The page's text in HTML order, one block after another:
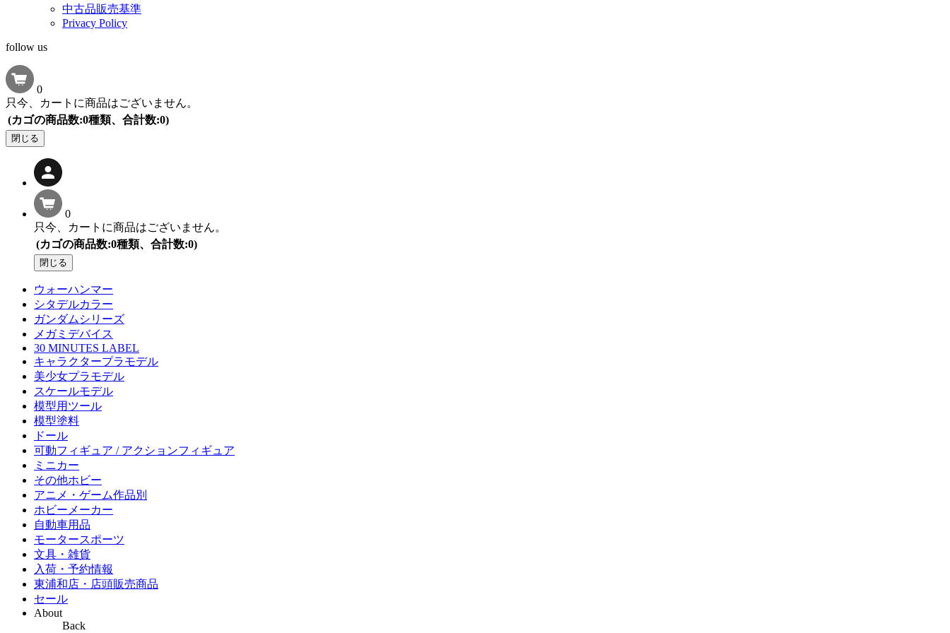
中古品販売基準
Privacy Policy
follow us
0
只今、カートに商品はございません。
(カゴの商品数:0種類、合計数:0)
閉じる
0
只今、カートに商品はございません。
(カゴの商品数:0種類、合計数:0)
閉じる
ウォーハンマー
シタデルカラー
ガンダムシリーズ
メガミデバイス
30 MINUTES LABEL
キャラクタープラモデル
美少女プラモデル
スケールモデル
模型用ツール
模型塗料
ドール
可動フィギュア / アクションフィギュア
ミニカー
その他ホビー
アニメ・ゲーム作品別
ホビーメーカー
自動車用品
モータースポーツ
文具・雑貨
入荷・予約情報
東浦和店・店頭販売商品
セール
About
Back